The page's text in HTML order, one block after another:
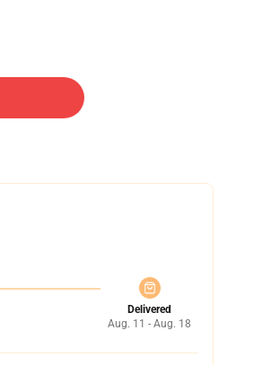
Delivered
Aug. 11 - Aug. 18